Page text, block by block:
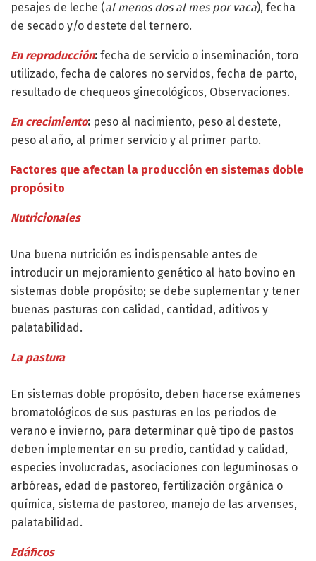
pesajes de leche (al menos dos al mes por vaca), fecha
de secado y/o destete del ternero.
En reproducción: fecha de servicio o inseminación, toro
utilizado, fecha de calores no servidos, fecha de parto,
resultado de chequeos ginecológicos, Observaciones.
En crecimiento: peso al nacimiento, peso al destete,
peso al año, al primer servicio y al primer parto.
Factores que afectan la producción en sistemas doble
propósito
Nutricionales
Una buena nutrición es indispensable antes de
introducir un mejoramiento genético al hato bovino en
sistemas doble propósito; se debe suplementar y tener
buenas pasturas con calidad, cantidad, aditivos y
palatabilidad.
La pastura
En sistemas doble propósito, deben hacerse exámenes
bromatológicos de sus pasturas en los periodos de
verano e invierno, para determinar qué tipo de pastos
deben implementar en su predio, cantidad y calidad,
especies involucradas, asociaciones con leguminosas o
arbóreas, edad de pastoreo, fertilización orgánica o
química, sistema de pastoreo, manejo de las arvenses,
palatabilidad.
Edáficos